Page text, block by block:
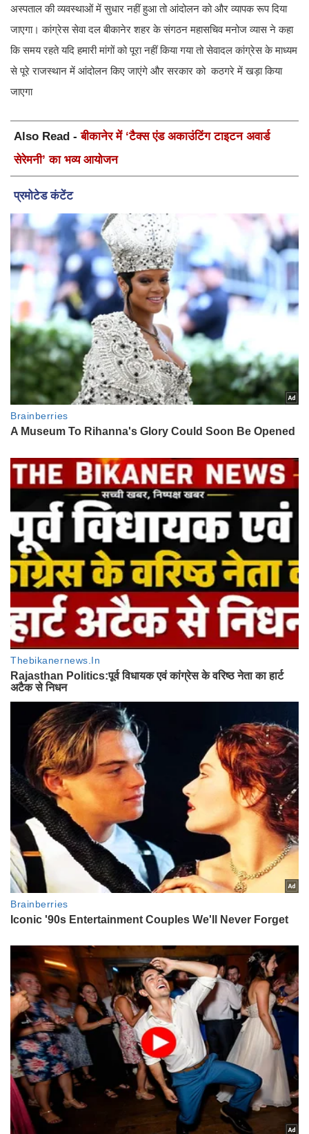
अस्पताल की व्यवस्थाओं में सुधार नहीं हुआ तो आंदोलन को और व्यापक रूप दिया
जाएगा। कांग्रेस सेवा दल बीकानेर शहर के संगठन महासचिव मनोज व्यास ने कहा
कि समय रहते यदि हमारी मांगों को पूरा नहीं किया गया तो सेवादल कांग्रेस के माध्यम
से पूरे राजस्थान में आंदोलन किए जाएंगे और सरकार को कठगरे में खड़ा किया
जाएगा
Also Read -बीकानेर में ‘टैक्स एंड अकाउंटिंग टाइटन अवार्ड
सेरेमनी’ का भव्य आयोजन